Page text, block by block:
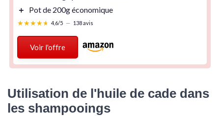
＋
Pot de 200géconomique
★★★★★
★★★★★ 4,6/5 — 138 avis
Voir l'offre
Utilisation de l'huile de cade dans
les shampooings